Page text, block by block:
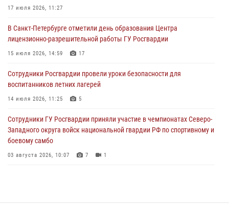
домой
В Санкт-Петербурге при содействии СОБР Росгвардии задержаны
подозреваемые в мошеннических действиях
Сотрудники ГУ Росгвардии приняли участие в чемпионатах Северо-
Западного округа войск национальной гвардии РФ по спортивному и
03 августа 2026, 10:07 7 1
17 июля 2026, 11:27
В Санкт-Петербурге отметили день образования Центра
лицензионно-разрешительной работы ГУ Росгвардии
15 июля 2026, 14:59 17
Сотрудники Росгвардии провели уроки безопасности для
воспитанников летних лагерей
14 июля 2026, 11:25 5
Сотрудники ГУ Росгвардии приняли участие в чемпионатах Северо-
Западного округа войск национальной гвардии РФ по спортивному и
боевому самбо
03 августа 2026, 10:07 7 1